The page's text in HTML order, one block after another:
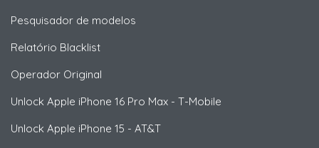
Pesquisador de modelos
Relatório Blacklist
Operador Original
Unlock Apple iPhone 16 Pro Max - T-Mobile
Unlock Apple iPhone 15 - AT&T